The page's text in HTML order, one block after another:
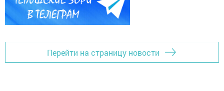
Перейти на страницу новости